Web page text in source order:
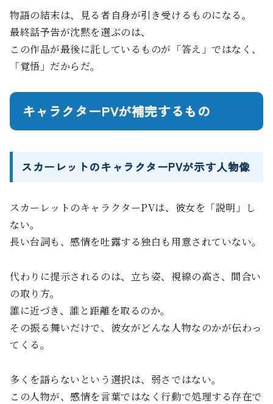
物語の結末は、見る者自身が引き受けるものになる。
最終話予告が沈黙を選ぶのは、
この作品が最後に託しているものが「答え」ではなく、
「覚悟」だからだ。
キャラクターPVが補完するもの
スカーレットのキャラクターPVが示す人物像
スカーレットのキャラクターPVは、彼女を「説明」し
ない。
長い台詞も、感情を吐露する独白も用意されていない。
代わりに提示されるのは、立ち姿、視線の高さ、間合い
の取り方。
誰に近づき、誰と距離を取るのか。
その振る舞いだけで、彼女がどんな人物なのかが伝わっ
てくる。
多くを語らないという選択は、弱さではない。
この人物が、感情を言葉ではなく行動で処理する存在で